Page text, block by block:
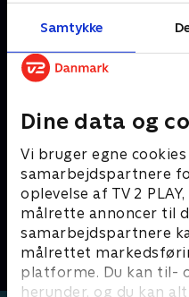
Samtykke
Dine data og
Vi bruger egne
samarbejdspartnere
oplevelse af TV 2
målrette annoncer til
samarbejdspartnere
målrettet
platforme. Du kan til-
herunder, og du kan
Andre så også
F for får
Børneserier • 5 sæsoner